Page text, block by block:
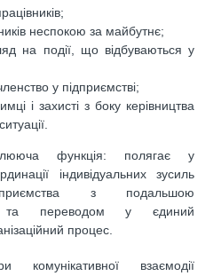
неспокою за майбутнє;
на події, що відбуваються у
у підприємстві;
і захисті з боку керівництва
функція: полягає у
індивідуальних зусиль
з подальшою
та переводом у єдиний
процес.
комунікативної взаємодії